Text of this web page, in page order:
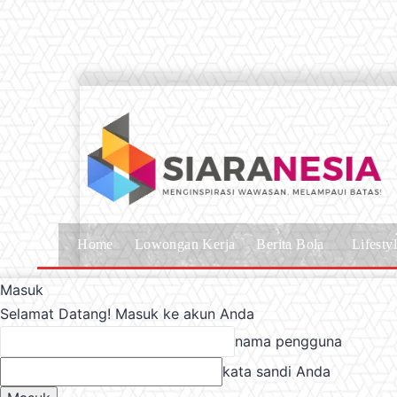
Home Lowongan Kerja Berita Bola
Masuk
Selamat Datang! Masuk ke akun Anda
nama pengguna
kata sandi Anda